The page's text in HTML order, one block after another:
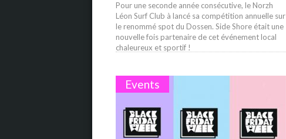
Pour une seconde année consécutive, le Norzh
Léon Surf Club à lancé sa compétition annuelle sur
le renommé spot du Dossen. Side Shore était une
nouvelle fois partenaire de cet événement local
chaleureux et sportif !
Events